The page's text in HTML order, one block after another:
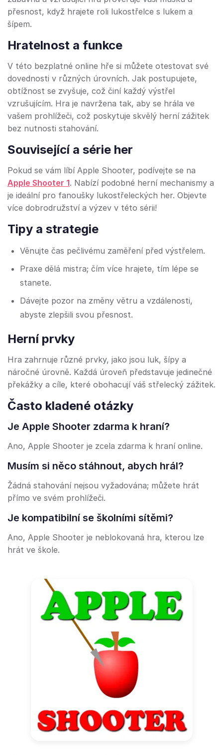
přesnost, když hrajete roli lukostřelce s lukem a
šípem.
Hratelnost a funkce
V této bezplatné online hře si můžete otestovat své
dovednosti v různých úrovních. Jak postupujete,
obtížnost se zvyšuje, což činí každý výstřel
vzrušujícím. Hra je navržena tak, aby se hrála ve
vašem prohlížeči, což poskytuje skvělý herní zážitek
bez nutnosti stahování.
Související a série her
Pokud se vám líbí Apple Shooter, podívejte se na
Apple Shooter 1. Nabízí podobné herní mechanismy a
je ideální pro fanoušky lukostřeleckých her. Objevte
více dobrodružství a výzev v této sérii!
Tipy a strategie
Věnujte čas pečlivému zaměření před výstřelem.
Praxe dělá mistra; čím více hrajete, tím lépe se
stanete.
Dávejte pozor na změny větru a vzdálenosti,
abyste zlepšili svou přesnost.
Herní prvky
Hra zahrnuje různé prvky, jako jsou luk, šípy a
náročné úrovně. Každá úroveň představuje jedinečné
překážky a cíle, které obohacují váš střelecký zážitek.
Často kladené otázky
Je Apple Shooter zdarma k hraní?
Ano, Apple Shooter je zcela zdarma k hraní online.
Musím si něco stáhnout, abych hrál?
Žádná stahování nejsou vyžadována; můžete hrát
přímo ve svém prohlížeči.
Je kompatibilní se školními sítěmi?
Ano, Apple Shooter je neblokovaná hra, kterou lze
hrát ve škole.